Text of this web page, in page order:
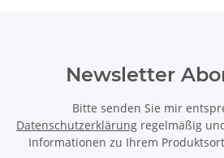
Newsletter
Bitte senden Sie mir
Datenschutzerklärung regelmäßig
Informationen zu Ihrem